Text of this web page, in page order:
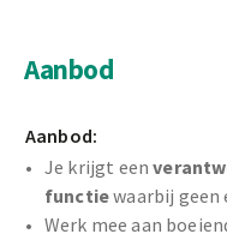
Aanbod
Aanbod:
Je krijgt een
functiewaarbij geen
Werk mee aan